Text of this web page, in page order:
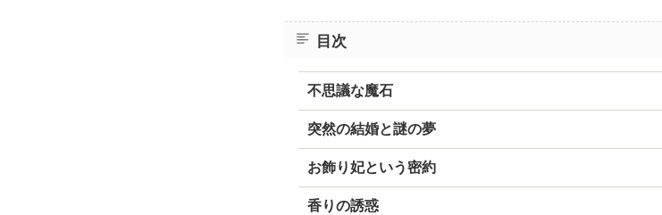
目次
不思議な魔石
突然の結婚と謎の夢
お飾り妃という密約
香りの誘惑